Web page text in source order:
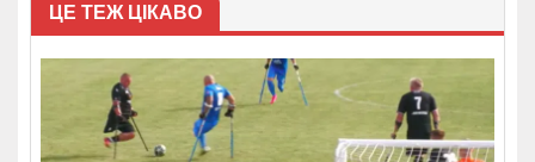
ЦЕ ТЕЖ ЦІКАВО